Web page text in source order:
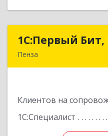
1С:Первый Бит,
Пенза
Клиентов на
1С:Специалист